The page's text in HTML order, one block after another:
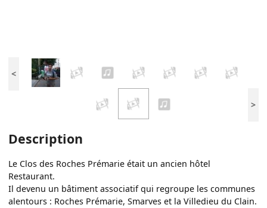
<
>
Description
Le Clos des Roches Prémarie était un ancien hôtel
Restaurant.
Il devenu un bâtiment associatif qui regroupe les communes
alentours : Roches Prémarie, Smarves et la Villedieu du Clain.